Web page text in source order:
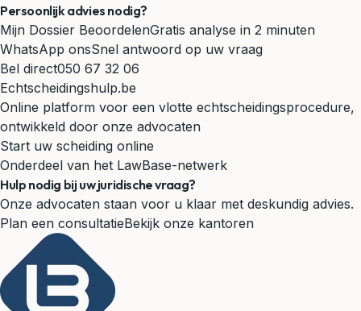
Persoonlijk advies nodig?
Mijn Dossier BeoordelenGratis analyse in 2 minuten
WhatsApp onsSnel antwoord op uw vraag
Bel direct050 67 32 06
Echtscheidingshulp.be
Online platform voor een vlotte echtscheidingsprocedure,
ontwikkeld door onze advocaten
Start uw scheiding online
Onderdeel van het LawBase-netwerk
Hulp nodig bij uw juridische vraag?
Onze advocaten staan voor u klaar met deskundig advies.
Plan een consultatieBekijk onze kantoren